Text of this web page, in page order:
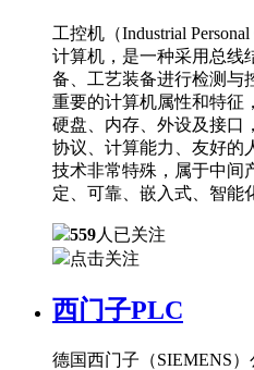
工控机（Industrial
计算机，是一种采用总线
备、工艺装备进行检测与
重要的计算机属性和特征
硬盘、内存、外设及接口
协议、计算能力、友好的
技术非常特殊，属于中间
定、可靠、嵌入式、智能
559人已关注
点击关注
西门子PLC
德国西门子（SIEMENS